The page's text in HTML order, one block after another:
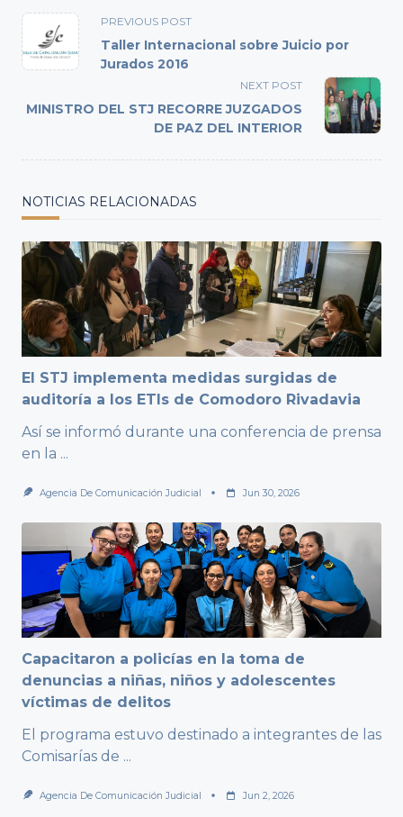
<span
class="nav-
subtitle
reader-
text">Page</span>
PREVIOUS POST
Taller Internacional sobre Juicio por
Jurados 2016
NEXT POST
MINISTRO DEL STJ RECORRE JUZGADOS
DE PAZ DEL INTERIOR
NOTICIAS RELACIONADAS
El STJ implementa medidas surgidas de
auditoría a los ETIs de Comodoro Rivadavia
Así se informó durante una conferencia de prensa
en la ...
Agencia De Comunicación Judicial Jun 30, 2026
Capacitaron a policías en la toma de
denuncias a niñas, niños y adolescentes
víctimas de delitos
El programa estuvo destinado a integrantes de las
Comisarías de ...
Agencia De Comunicación Judicial Jun 2, 2026